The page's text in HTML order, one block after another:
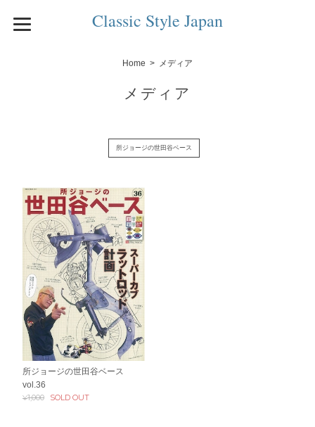
Classic Style Japan
Home メディア
メディア
所ジョージの世田谷ベース
所ジョージの世田谷ベース
vol.36
¥1,000 SOLD OUT